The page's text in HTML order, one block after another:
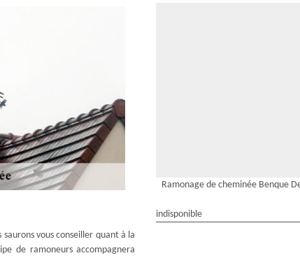
vous conseiller quant à la
de ramoneurs accompagnera
Ramonage de cheminée Benque
indisponible